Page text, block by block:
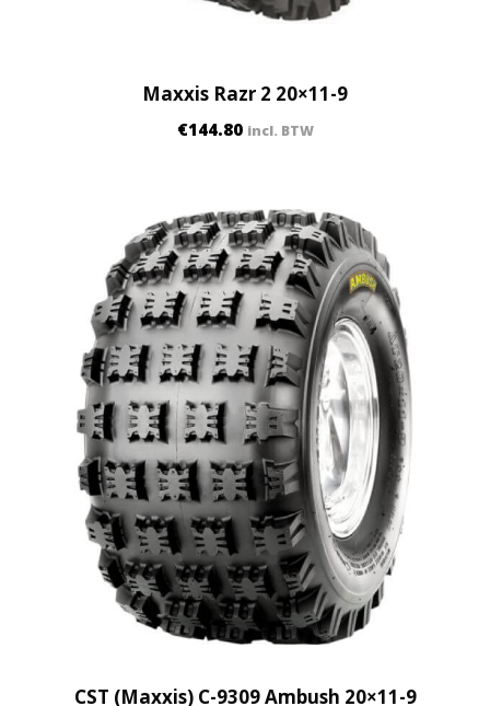
Maxxis Razr 2 20×11-9
€144.80 incl. BTW
CST (Maxxis) C-9309 Ambush 20×11-9